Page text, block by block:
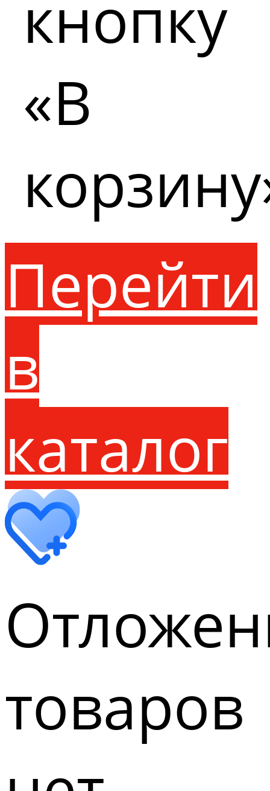
кнопку
«В
Перейти
в
каталог
товаров